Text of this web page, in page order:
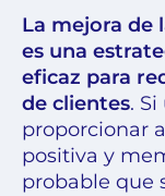
La mejora de
es una
eficaz para
de clientes.
proporcionar
positiva y
probable que